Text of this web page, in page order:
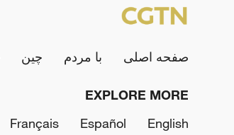
صفحه اصلی با مردم چین
EXPLORE MORE
English
Español
Français